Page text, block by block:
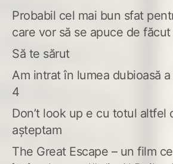
Probabil cel mai bun sfat
care vor să se apuce de
Să te sărut
Am intrat în lumea dubioasă
4
Don’t look up e cu totul altfel
așteptam
The Great Escape – un film